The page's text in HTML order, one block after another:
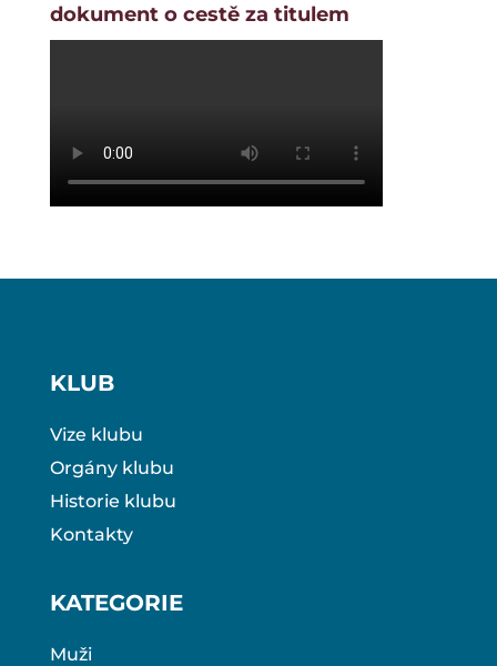
dokument o cestě za titulem
KLUB
Vize klubu
Orgány klubu
Historie klubu
Kontakty
KATEGORIE
Muži